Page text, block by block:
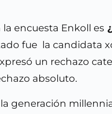
encuesta Enkoll es
fue la candidata
un rechazo
absoluto.
generación